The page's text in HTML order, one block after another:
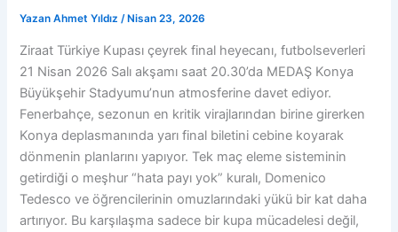
Yazan Ahmet Yıldız/ Nisan 23, 2026
Ziraat Türkiye Kupası çeyrek final heyecanı, futbolseverleri
21 Nisan 2026 Salı akşamı saat 20.30’da MEDAŞ Konya
Büyükşehir Stadyumu’nun atmosferine davet ediyor.
Fenerbahçe, sezonun en kritik virajlarından birine girerken
Konya deplasmanında yarı final biletini cebine koyarak
dönmenin planlarını yapıyor. Tek maç eleme sisteminin
getirdiği o meşhur “hata payı yok” kuralı, Domenico
Tedesco ve öğrencilerinin omuzlarındaki yükü bir kat daha
artırıyor. Bu karşılaşma sadece bir kupa mücadelesi değil,